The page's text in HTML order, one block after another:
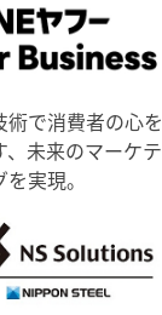
術で消費者の心を
、未来のマーケテ
実現。